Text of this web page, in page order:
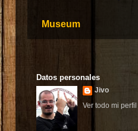
Museum
Datos personales
Jivo
Ver todo mi perfil